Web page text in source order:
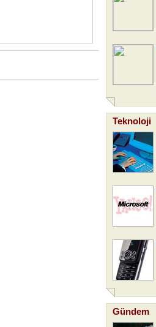
Teknoloji
Gündem